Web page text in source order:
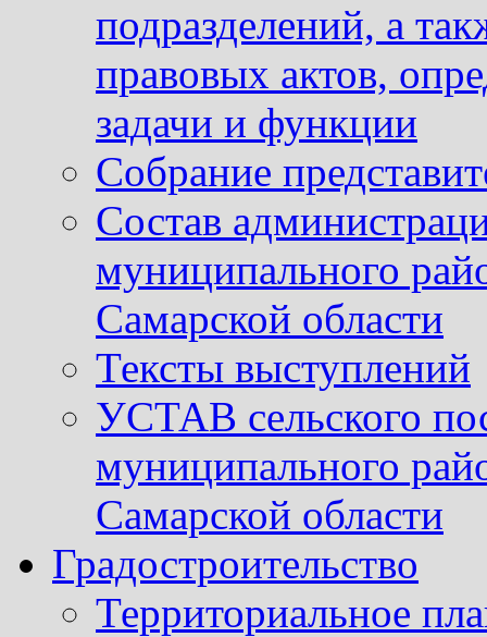
подразделений, а
правовых актов,
задачи и функции
Собрание
Состав
муниципального
Самарской области
Тексты выступлений
УСТАВ сельского
муниципального
Самарской области
Градостроительство
Территориальное